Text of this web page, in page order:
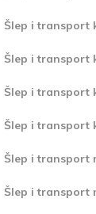
Šlep i transport
Šlep i transport
Šlep i transport
Šlep i transport
Šlep i transport
Šlep i transport